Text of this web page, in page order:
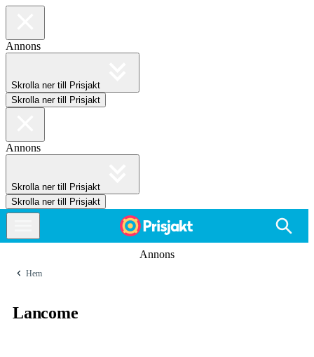
Annons
Skrolla ner till Prisjakt
Skrolla ner till Prisjakt
Annons
Skrolla ner till Prisjakt
Skrolla ner till Prisjakt
Annons
Hem
Lancome